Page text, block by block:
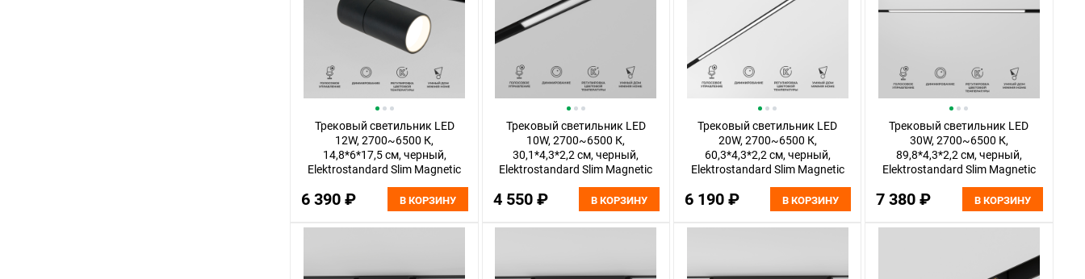
Трековый светильник LED
12W, 2700~6500 К,
14,8*6*17,5 см, черный,
Elektrostandard Slim Magnetic
6 390 ₽ В КОРЗИНУ
Трековый светильник LED
10W, 2700~6500 К,
30,1*4,3*2,2 см, черный,
Elektrostandard Slim Magnetic
4 550 ₽ В КОРЗИНУ
Трековый светильник LED
20W, 2700~6500 К,
60,3*4,3*2,2 см, черный,
Elektrostandard Slim Magnetic
6 190 ₽ В КОРЗИНУ
Трековый светильник LED
30W, 2700~6500 К,
89,8*4,3*2,2 см, черный,
Elektrostandard Slim Magnetic
7 380 ₽ В КОРЗИНУ